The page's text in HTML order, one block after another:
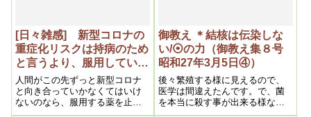
[日々雑感] 新型コロナの
重症化リスクは持病のため
と言うより、服用している
薬が原因では・・？ 浜六
郎先生の臨床副作用ノート
に学ぶ
人間がこの先ずっと新型コロナ
と向き合っていかなくてはいけ
ないのなら、服用する薬を止め
るか、充分に検討することが必
御教え ＊結核は伝染しな
い/⦿の力（御教え集８号
昭和27年3月5日④）
後々繁殖する様に見えるので、
医学は間違えたんです。で、菌
を本当に殺す事が出来る様な薬
なら、人間も殺すんです。飲み